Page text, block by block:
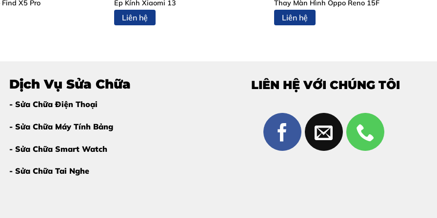
Kính Xiaomi 14T Pro Ngay
chỉ cần
X5 Pro Ép Kính Xiaomi 13
Liên hệ
Thay Màn Hình Oppo Reno 15F
Liên hệ
Dịch Vụ Sửa Chữa
- Sửa Chữa Điện Thoại
- Sửa Chữa Máy Tính Bảng
- Sửa Chữa Smart Watch
- Sửa Chữa Tai Nghe
LIÊN HỆ VỚI CHÚNG TÔI